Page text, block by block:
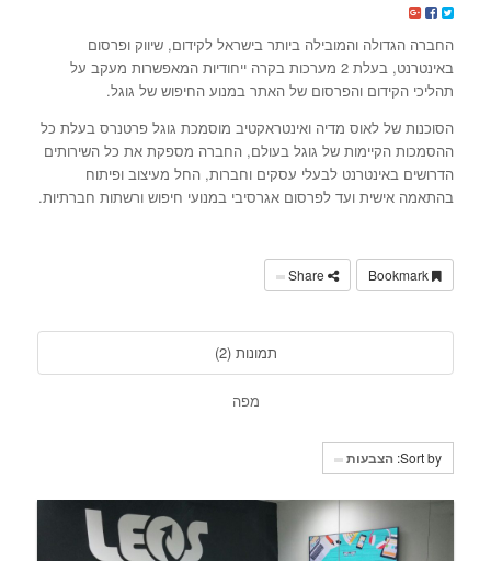
החברה הגדולה והמובילה ביותר בישראל לקידום, שיווק ופרסום
באינטרנט
, בעלת 2 מערכות בקרה ייחודיות המאפשרות מעקב על
תהליכי הקידום והפרסום של האתר במנוע החיפוש של גוגל.
הסוכנות של לאוס מדיה ואינטראקטיב מוסמכת גוגל פרטנרס בעלת כל
ההסמכות הקיימות של גוגל בעולם, החברה מספקת את כל השירותים
הדרושים באינטרנט לבעלי עסקים וחברות, החל מעיצוב ופיתוח
בהתאמה אישית ועד לפרסום אגרסיבי במנועי חיפוש ורשתות חברתיות.
Bookmark
Share
תמונות (2)
מפה
Sort by: הצבעות